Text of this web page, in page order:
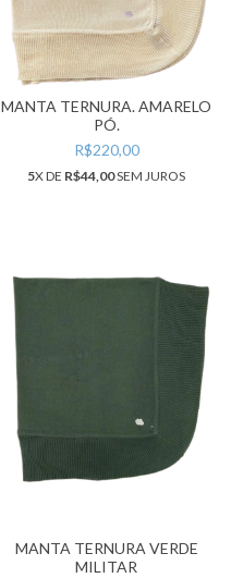
MANTA TERNURA. AMARELO
PÓ.
R$220,00
5X DE R$44,00SEM JUROS
MANTA TERNURA VERDE
MILITAR